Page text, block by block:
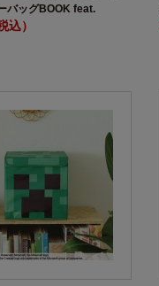
バッグBOOK feat.
Package DEEP
込）